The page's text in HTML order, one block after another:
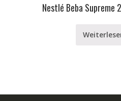
Nestlé Beba Supreme